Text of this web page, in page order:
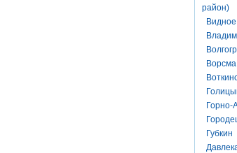
район)
Видное
Ворсма
Горно-
Губкин